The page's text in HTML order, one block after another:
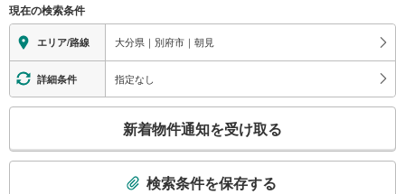
現在の検索条件
エリア/路線 大分県｜別府市｜朝見
詳細条件 指定なし
検
新着物件通知を受け取る
検索条件を保存する